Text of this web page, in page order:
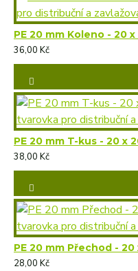
36,00 Kč
38,00 Kč
28,00 Kč